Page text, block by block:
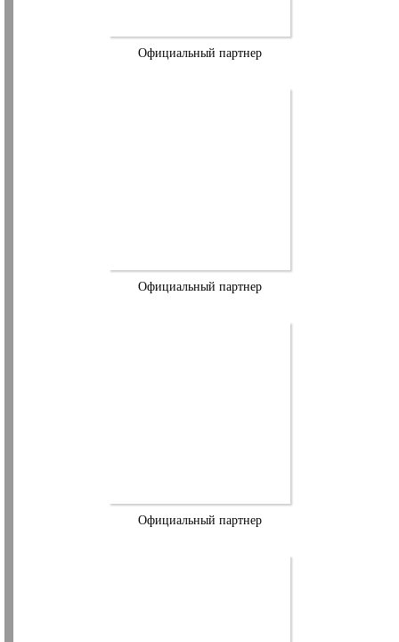
Официальный партнер
Официальный партнер
Официальный партнер